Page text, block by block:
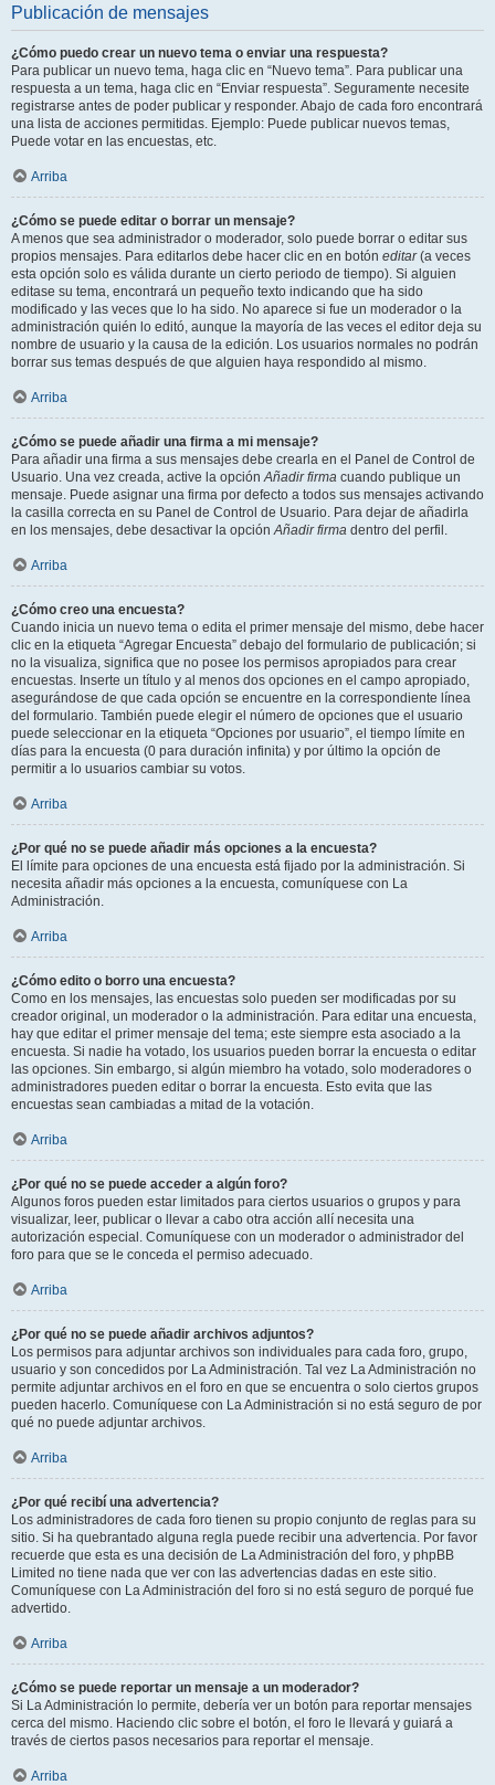
Publicación de mensajes
¿Cómo puedo crear un nuevo tema o enviar una respuesta?
Para publicar un nuevo tema, haga clic en “Nuevo tema”. Para publicar una
respuesta a un tema, haga clic en “Enviar respuesta”. Seguramente necesite
registrarse antes de poder publicar y responder. Abajo de cada foro encontrará
una lista de acciones permitidas. Ejemplo: Puede publicar nuevos temas,
Puede votar en las encuestas, etc.
Arriba
¿Cómo se puede editar o borrar un mensaje?
A menos que sea administrador o moderador, solo puede borrar o editar sus
propios mensajes. Para editarlos debe hacer clic en en botón editar(a veces
esta opción solo es válida durante un cierto periodo de tiempo). Si alguien
editase su tema, encontrará un pequeño texto indicando que ha sido
modificado y las veces que lo ha sido. No aparece si fue un moderador o la
administración quién lo editó, aunque la mayoría de las veces el editor deja su
nombre de usuario y la causa de la edición. Los usuarios normales no podrán
borrar sus temas después de que alguien haya respondido al mismo.
Arriba
¿Cómo se puede añadir una firma a mi mensaje?
Para añadir una firma a sus mensajes debe crearla en el Panel de Control de
Usuario. Una vez creada, active la opciónAñadir firma cuando publique un
mensaje. Puede asignar una firma por defecto a todos sus mensajes activando
la casilla correcta en su Panel de Control de Usuario. Para dejar de añadirla
en los mensajes, debe desactivar la opciónAñadir firma dentro del perfil.
Arriba
¿Cómo creo una encuesta?
Cuando inicia un nuevo tema o edita el primer mensaje del mismo, debe hacer
clic en la etiqueta “Agregar Encuesta” debajo del formulario de publicación; si
no la visualiza, significa que no posee los permisos apropiados para crear
encuestas. Inserte un título y al menos dos opciones en el campo apropiado,
asegurándose de que cada opción se encuentre en la correspondiente línea
del formulario. También puede elegir el número de opciones que el usuario
puede seleccionar en la etiqueta “Opciones por usuario”, el tiempo límite en
días para la encuesta (0 para duración infinita) y por último la opción de
permitir a lo usuarios cambiar su votos.
Arriba
¿Por qué no se puede añadir más opciones a la encuesta?
El límite para opciones de una encuesta está fijado por la administración. Si
necesita añadir más opciones a la encuesta, comuníquese con La
Administración.
Arriba
¿Cómo edito o borro una encuesta?
Como en los mensajes, las encuestas solo pueden ser modificadas por su
creador original, un moderador o la administración. Para editar una encuesta,
hay que editar el primer mensaje del tema; este siempre esta asociado a la
encuesta. Si nadie ha votado, los usuarios pueden borrar la encuesta o editar
las opciones. Sin embargo, si algún miembro ha votado, solo moderadores o
administradores pueden editar o borrar la encuesta. Esto evita que las
encuestas sean cambiadas a mitad de la votación.
Arriba
¿Por qué no se puede acceder a algún foro?
Algunos foros pueden estar limitados para ciertos usuarios o grupos y para
visualizar, leer, publicar o llevar a cabo otra acción allí necesita una
autorización especial. Comuníquese con un moderador o administrador del
foro para que se le conceda el permiso adecuado.
Arriba
¿Por qué no se puede añadir archivos adjuntos?
Los permisos para adjuntar archivos son individuales para cada foro, grupo,
usuario y son concedidos por La Administración. Tal vez La Administración no
permite adjuntar archivos en el foro en que se encuentra o solo ciertos grupos
pueden hacerlo. Comuníquese con La Administración si no está seguro de por
qué no puede adjuntar archivos.
Arriba
¿Por qué recibí una advertencia?
Los administradores de cada foro tienen su propio conjunto de reglas para su
sitio. Si ha quebrantado alguna regla puede recibir una advertencia. Por favor
recuerde que esta es una decisión de La Administración del foro, y phpBB
Limited no tiene nada que ver con las advertencias dadas en este sitio.
Comuníquese con La Administración del foro si no está seguro de porqué fue
advertido.
Arriba
¿Cómo se puede reportar un mensaje a un moderador?
Si La Administración lo permite, debería ver un botón para reportar mensajes
cerca del mismo. Haciendo clic sobre el botón, el foro le llevará y guiará a
través de ciertos pasos necesarios para reportar el mensaje.
Arriba